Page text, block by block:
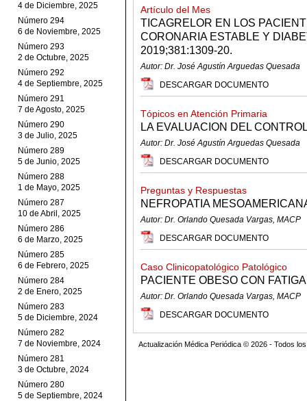
4 de Diciembre, 2025
Número 294
6 de Noviembre, 2025
Número 293
2 de Octubre, 2025
Número 292
4 de Septiembre, 2025
Número 291
7 de Agosto, 2025
Número 290
3 de Julio, 2025
Número 289
5 de Junio, 2025
Número 288
1 de Mayo, 2025
Número 287
10 de Abril, 2025
Número 286
6 de Marzo, 2025
Número 285
6 de Febrero, 2025
Número 284
2 de Enero, 2025
Número 283
5 de Diciembre, 2024
Número 282
7 de Noviembre, 2024
Número 281
3 de Octubre, 2024
Número 280
5 de Septiembre, 2024
Artículo del Mes
TICAGRELOR EN LOS
CORONARIA ESTABLE Y
2019;381:1309-20.
Autor: Dr. José Agustín Arguedas Quesada
DESCARGAR DOCUMENTO
Tópicos en Atención Primaria
LA EVALUACION DEL
Autor: Dr. José Agustín Arguedas Quesada
DESCARGAR DOCUMENTO
Preguntas y Respuestas
NEFROPATIA
Autor: Dr. Orlando Quesada Vargas, MACP
DESCARGAR DOCUMENTO
Caso Clinicopatológico Patológico
PACIENTE OBESO CON
Autor: Dr. Orlando Quesada Vargas, MACP
DESCARGAR DOCUMENTO
Actualización Médica Periódica © 2026 - Todos